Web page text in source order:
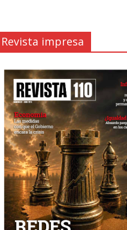
Revista impresa